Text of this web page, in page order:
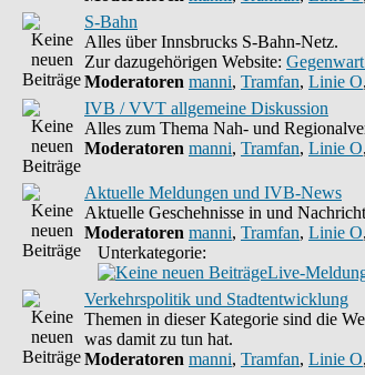
S-Bahn
Alles über Innsbrucks S-Bahn-Netz.
Zur dazugehörigen Website:
Moderatoren manni, Tramfan, Linie O,
IVB / VVT allgemeine Diskussion
Alles zum Thema Nah- und
Moderatoren manni, Tramfan, Linie O,
Aktuelle Meldungen und IVB-News
Aktuelle Geschehnisse in und
Moderatoren manni, Tramfan, Linie O,
Unterkategorie:
Live-
Verkehrspolitik und Stadtentwicklung
Themen in dieser Kategorie sind die
was damit zu tun hat.
Moderatoren manni, Tramfan, Linie O,